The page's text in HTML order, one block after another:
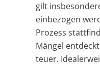
gilt
einbezogen
Prozess
Mängel
teuer.